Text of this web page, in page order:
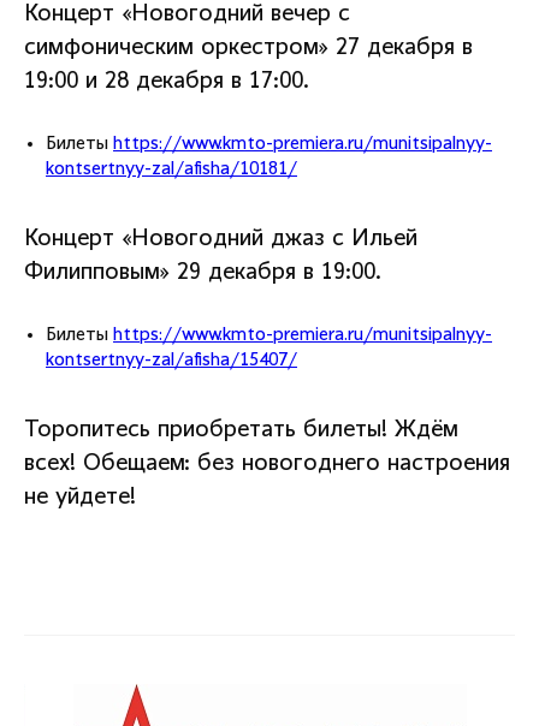
Концерт «Новогодний вечер с
симфоническим оркестром» 27 декабря в
19:00 и 28 декабря в 17:00.
Билеты https://www.kmto-premiera.ru/munitsipalnyy-
kontsertnyy-zal/afisha/10181/
Концерт «Новогодний джаз с Ильей
Филипповым» 29 декабря в 19:00.
Билеты https://www.kmto-premiera.ru/munitsipalnyy-
kontsertnyy-zal/afisha/15407/
Торопитесь приобретать билеты! Ждём
всех! Обещаем: без новогоднего настроения
не уйдете!